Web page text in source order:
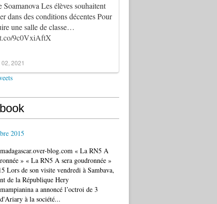
Soamanova Les élèves souhaitent
dans des conditions décentes Pour
une salle de classe…
9c0VxiAftX
2021
2015
blog.com « La RN5 A
» « La RN5 A sera goudronnée »
Lors de son visite vendredi à Sambava,
de la République Hery
a annoncé l’octroi de 3
à la société...